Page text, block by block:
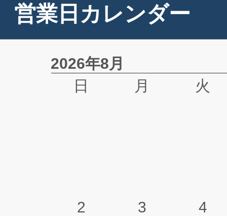
営業日カレンダー
2026年8月
日
月 火
2 3 4